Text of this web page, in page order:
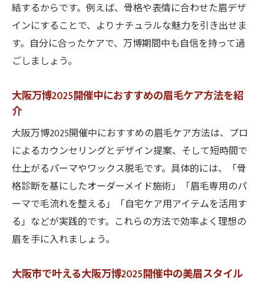
結するからです。例えば、骨格や表情に合わせた眉デザ
インにすることで、よりナチュラルな魅力を引き出せま
す。自分に合ったケアで、万博期間中も自信を持って過
ごしましょう。
大阪万博2025開催中におすすめの眉毛ケア方法を紹
介
大阪万博2025開催中におすすめの眉毛ケア方法は、プロ
によるカウンセリングとデザイン提案、そして短時間で
仕上がるパーマやワックス脱毛です。具体的には、「骨
格診断を基にしたオーダーメイド施術」「眉毛専用のパ
ーマで毛流れを整える」「自宅ケア用アイテムを活用す
る」などが実践的です。これらの方法で効率よく理想の
眉を手に入れましょう。
大阪市で叶える大阪万博2025開催中の美眉スタイル